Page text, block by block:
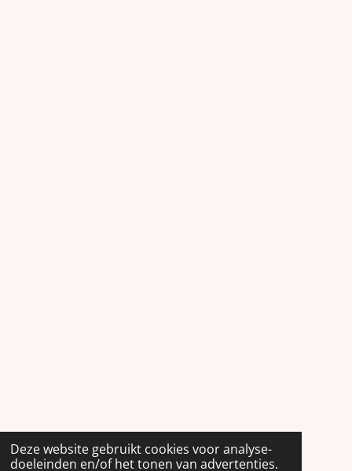
Deze website gebruikt cookies voor analyse-
doeleinden en/of het tonen van advertenties.